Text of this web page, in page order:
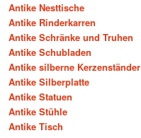
Antike Nesttische
Antike Rinderkarren
Antike Schränke und Truhen
Antike Schubladen
Antike silberne Kerzenständer
Antike Silberplatte
Antike Statuen
Antike Stühle
Antike Tisch